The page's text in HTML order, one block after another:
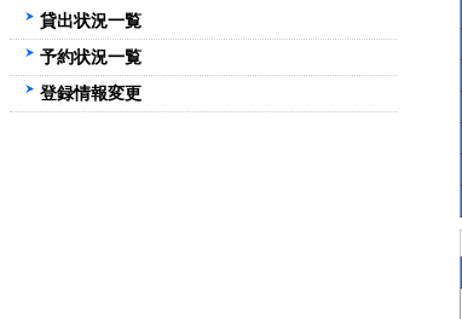
貸出状況一覧
予約状況一覧
登録情報変更